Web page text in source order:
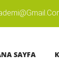
SAYFA